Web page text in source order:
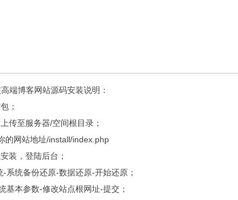
端博客网站源码安装说明：
；
传至服务器/空间根目录；
的网站地址/install/index.php
装，登陆后台；
系统备份还原-数据还原-开始还原；
基本参数-修改站点根网址-提交；